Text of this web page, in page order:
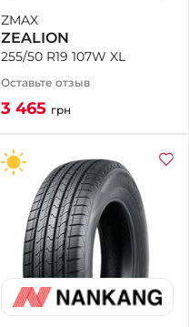
ZMAX
ZEALION
255/50 R19 107W XL
Оставьте отзыв
3 465 грн